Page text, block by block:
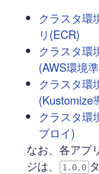
クラスタ環
リ(ECR)
クラスタ環
(AWS環境
クラスタ環
(Kustomize
クラスタ環
プロイ)
なお、各アプ
ジは、
1.0.0